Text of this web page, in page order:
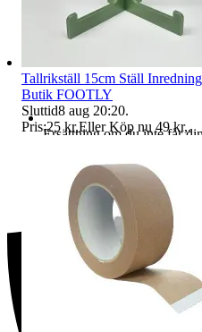
Ersättning om du inte får
Tallrikställ 15cm Ställ
Butik FOOTLY
Sluttid8 aug 20:20.
Pris:25 kr,Eller Köp nu 49 kr,.